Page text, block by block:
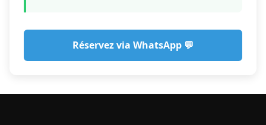
Réservez via WhatsApp 💬